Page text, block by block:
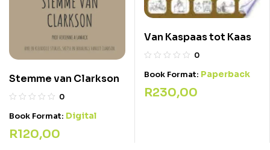
Stemme van Clarkson
0
Book Format: Digital
R120,00
Van Kaspaas tot Kaas
0
Book Format: Paperback
R230,00